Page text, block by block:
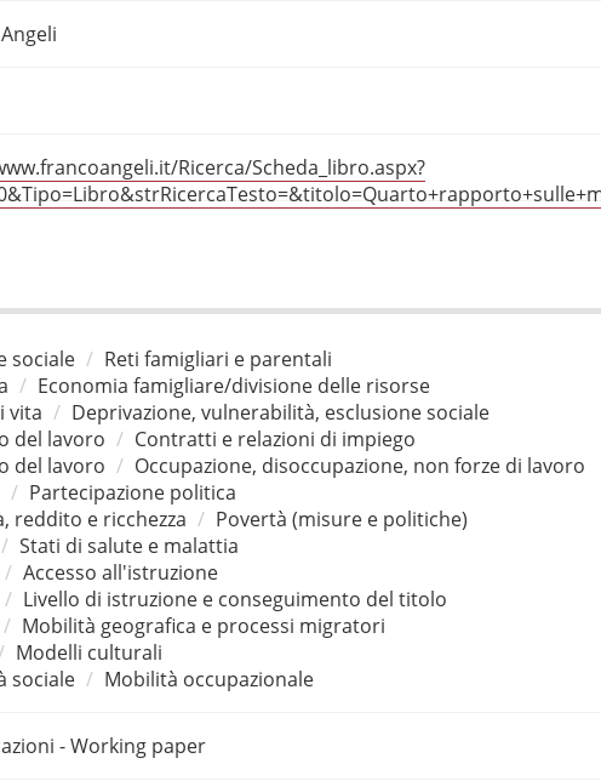
Ricerca/Scheda_libro.aspx?
sociale
Reti famigliari e parentali
Economia famigliare/divisione delle risorse
vita
Deprivazione, vulnerabilità, esclusione sociale
del lavoro
Contratti e relazioni di impiego
del lavoro
Occupazione, disoccupazione, non forze di lavoro
Partecipazione politica
reddito e ricchezza
Povertà (misure e politiche)
Stati di salute e malattia
Accesso all'istruzione
Livello di istruzione e conseguimento del titolo
Mobilità geografica e processi migratori
Modelli culturali
sociale
Mobilità occupazionale
- Working paper